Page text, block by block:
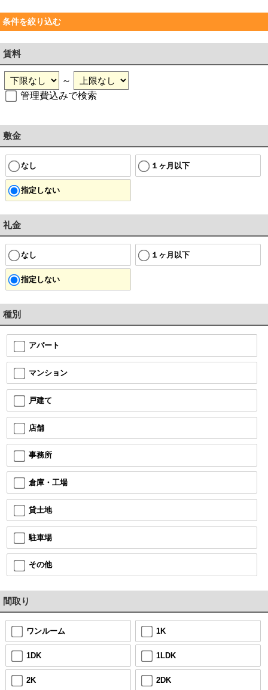
条件を絞り込む
賃料
～
管理費込みで検索
敷金
なし １ヶ月以下
指定しない
礼金
なし １ヶ月以下
指定しない
種別
アパート
マンション
戸建て
店舗
事務所
倉庫・工場
貸土地
駐車場
その他
間取り
ワンルーム 1K
1DK 1LDK
2K 2DK